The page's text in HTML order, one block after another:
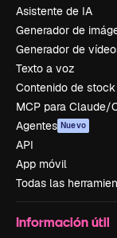
Asistente de IA
Generador de
Generador de
Texto a voz
Contenido de stock
MCP para Claude/
Agentes Nuevo
API
App móvil
Todas las
Información útil